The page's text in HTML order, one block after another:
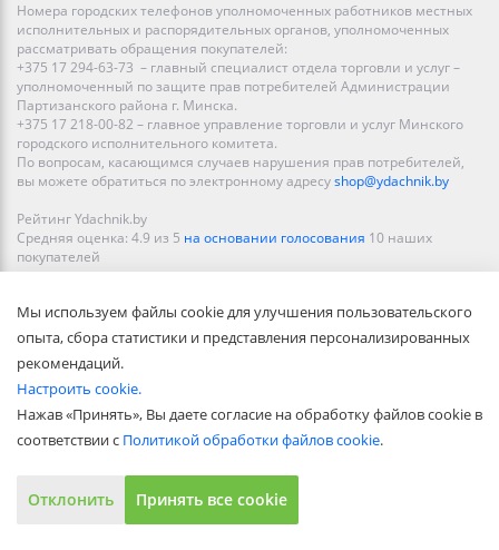
Номера городских телефонов уполномоченных работников местных
исполнительных и распорядительных органов, уполномоченных
рассматривать обращения покупателей:
+375 17 294-63-73 – главный специалист отдела торговли и услуг –
уполномоченный по защите прав потребителей Администрации
Партизанского района г. Минска.
+375 17 218-00-82 – главное управление торговли и услуг Минского
городского исполнительного комитета.
По вопросам, касающимся случаев нарушения прав потребителей,
вы можете обратиться по электронному адресуshop@ydachnik.by
Рейтинг Ydachnik.by
Средняя оценка: 4.9 из 5 на основании голосования 10 наших
покупателей
Гродно, Могилеве, Бобруйске, Барановичах, Молодечно,
Новополоцке, Пинске, Солигорске. При заказе в интернет-магазине
доставка осуществляется по всей Беларуси.
Показать полную версию
© ООО «Акватехнологии», 2002—2022
Мы используем файлы cookie для улучшения пользовательского
опыта, сбора статистики и представления персонализированных
рекомендаций.
Настроить cookie.
Нажав «Принять», Вы даете согласие на обработку файлов cookie в
соответствии с Политикой обработки файлов cookie.
Отклонить Принять все cookie